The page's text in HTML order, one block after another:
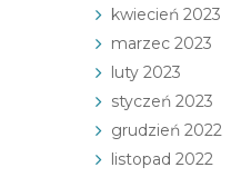
kwiecień 2023
marzec 2023
luty 2023
styczeń 2023
grudzień 2022
listopad 2022